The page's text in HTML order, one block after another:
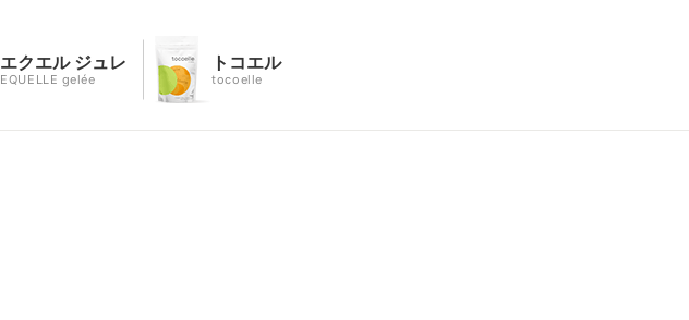
エクエル ジュレ
EQUELLE gelée
トコエル
tocoelle